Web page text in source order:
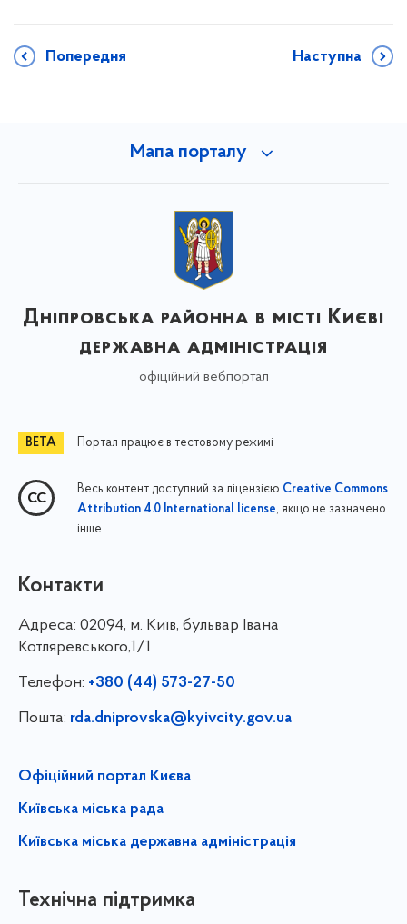
Попередня Наступна
Мапа порталу
Дніпровська районна в місті Києві
державна адміністрація
офіційний вебпортал
Портал працює в тестовому режимі
Весь контент доступний за ліцензією Creative Commons
Attribution 4.0 International license, якщо не зазначено
інше
Контакти
Адреса: 02094, м. Київ, бульвар Івана
Котляревського,1/1
Телефон: +380 (44) 573-27-50
Пошта: rda.dniprovska@kyivcity.gov.ua
Офіційний портал Києва
Київська міська рада
Київська міська державна адміністрація
Технічна підтримка